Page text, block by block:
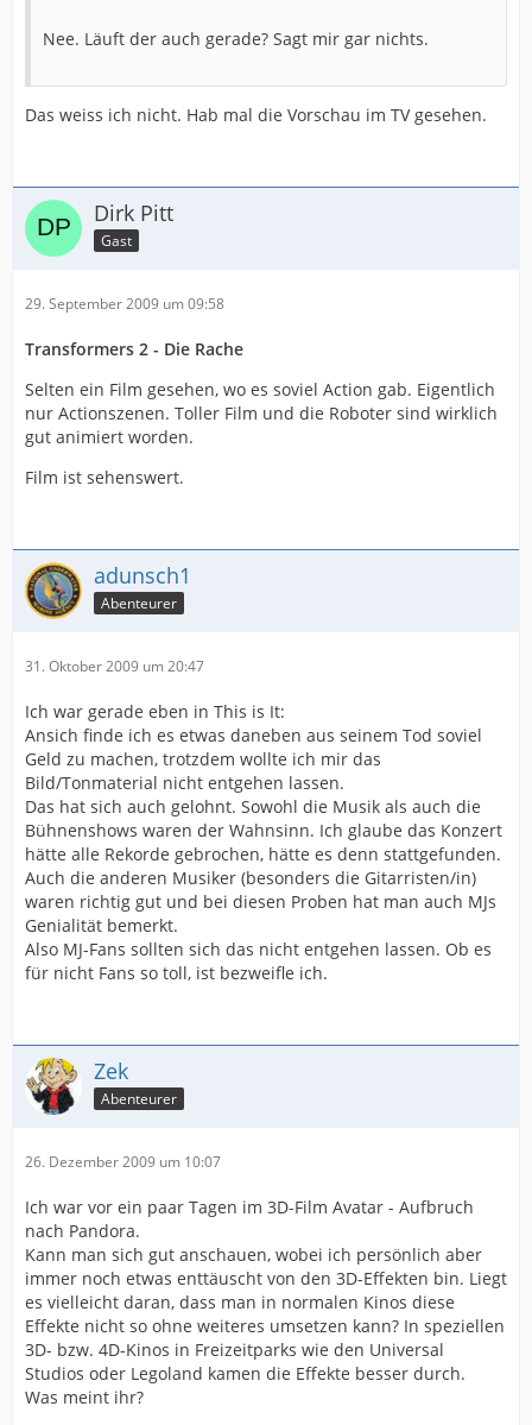
Nee. Läuft der auch gerade? Sagt mir gar nichts.
Das weiss ich nicht. Hab mal die Vorschau im TV gesehen.
Dirk Pitt
Gast
29. September 2009 um 09:58
Transformers 2 - Die Rache
Selten ein Film gesehen, wo es soviel Action gab. Eigentlich
nur Actionszenen. Toller Film und die Roboter sind wirklich
gut animiert worden.
Film ist sehenswert.
adunsch1
Abenteurer
31. Oktober 2009 um 20:47
Ich war gerade eben in This is It:
Ansich finde ich es etwas daneben aus seinem Tod soviel
Geld zu machen, trotzdem wollte ich mir das
Bild/Tonmaterial nicht entgehen lassen.
Das hat sich auch gelohnt. Sowohl die Musik als auch die
Bühnenshows waren der Wahnsinn. Ich glaube das Konzert
hätte alle Rekorde gebrochen, hätte es denn stattgefunden.
Auch die anderen Musiker (besonders die Gitarristen/in)
waren richtig gut und bei diesen Proben hat man auch MJs
Genialität bemerkt.
Also MJ-Fans sollten sich das nicht entgehen lassen. Ob es
für nicht Fans so toll, ist bezweifle ich.
Zek
Abenteurer
26. Dezember 2009 um 10:07
Ich war vor ein paar Tagen im 3D-Film Avatar - Aufbruch
nach Pandora.
Kann man sich gut anschauen, wobei ich persönlich aber
immer noch etwas enttäuscht von den 3D-Effekten bin. Liegt
es vielleicht daran, dass man in normalen Kinos diese
Effekte nicht so ohne weiteres umsetzen kann? In speziellen
3D- bzw. 4D-Kinos in Freizeitparks wie den Universal
Studios oder Legoland kamen die Effekte besser durch.
Was meint ihr?